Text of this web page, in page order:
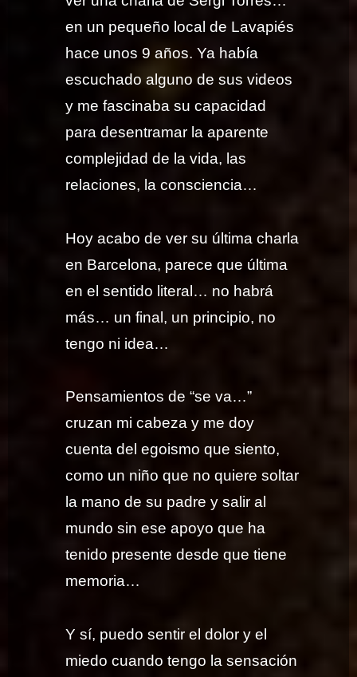
en un pequeño local de Lavapiés
hace unos 9 años. Ya había
escuchado alguno de sus videos
y me fascinaba su capacidad
para desentramar la aparente
complejidad de la vida, las
relaciones, la consciencia…
Hoy acabo de ver su última charla
en Barcelona, parece que última
en el sentido literal… no habrá
más… un final, un principio, no
tengo ni idea…
Pensamientos de “se va…”
cruzan mi cabeza y me doy
cuenta del egoismo que siento,
como un niño que no quiere soltar
la mano de su padre y salir al
mundo sin ese apoyo que ha
tenido presente desde que tiene
memoria…
Y sí, puedo sentir el dolor y el
miedo cuando tengo la sensación